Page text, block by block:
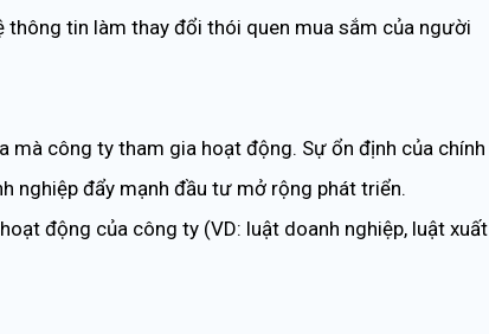
thông tin làm thay đổi thói quen mua sắm của người
mà công ty tham gia hoạt động. Sự ổn định của chính
nghiệp đẩy mạnh đầu tư mở rộng phát triển.
động của công ty (VD: luật doanh nghiệp, luật xuất